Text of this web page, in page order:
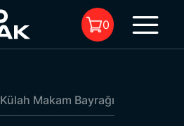
0
Külah Makam Bayrağı